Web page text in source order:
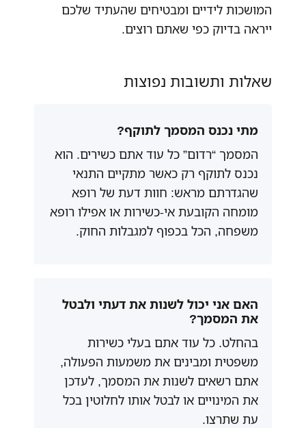
המושכות לידיים ומבטיחים שהעתיד שלכם
ייראה בדיוק כפי שאתם רוצים.
שאלות ותשובות נפוצות
מתי נכנס המסמך לתוקף?
המסמך “רדום” כל עוד אתם כשירים. הוא
נכנס לתוקף רק כאשר מתקיים התנאי
שהגדרתם מראש: חוות דעת של רופא
מומחה הקובעת אי-כשירות או אפילו רופא
משפחה, הכל בכפוף למגבלות החוק.
האם אני יכול לשנות את דעתי ולבטל
את המסמך?
בהחלט. כל עוד אתם בעלי כשירות
משפטית ומבינים את משמעות הפעולה,
אתם רשאים לשנות את המסמך, לעדכן
את המינויים או לבטל אותו לחלוטין בכל
עת שתרצו.